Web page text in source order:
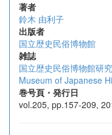
著者
鈴木 由利子
出版者
国立歴史民俗博物館
雑誌
国立歴史民俗博物館研
Museum of Japanese
巻号頁・発行日
vol.205, pp.157-209,